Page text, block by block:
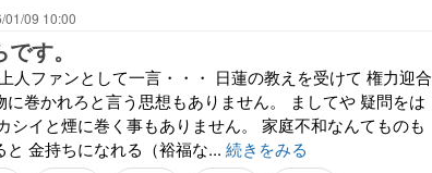
01/09 10:00
す。
人ファンとして一言・・・ 日蓮の教えを受けて 権力迎合
巻かれろと言う思想もありません。 ましてや 疑問をは
シイと煙に巻く事もありません。 家庭不和なんてものも
金持ちになれる（裕福な... 続きをみる